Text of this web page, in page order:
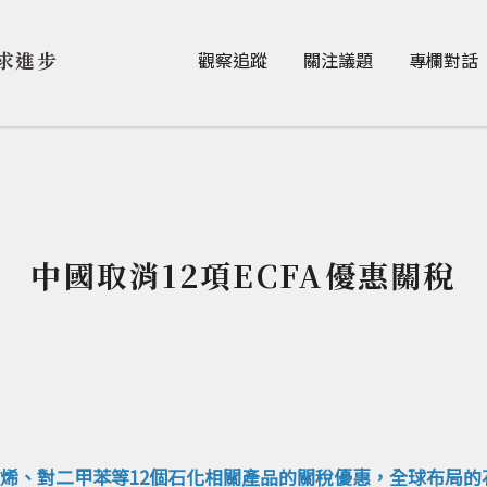
進步 觀察追蹤 關注議題 專欄對話
中國取消12項ECFA優惠關稅
、對二甲苯等12個石化相關產品的關稅優惠，全球布局